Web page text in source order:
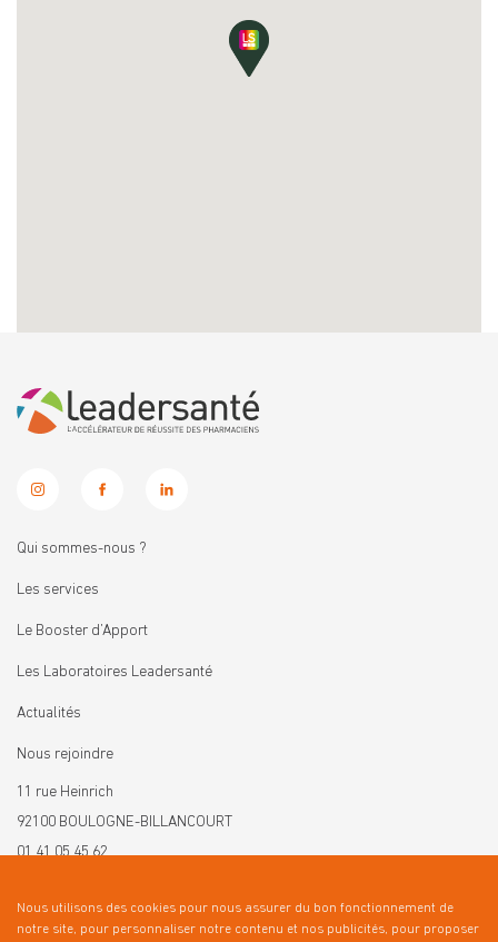
Qui sommes-nous ?
Les services
Le Booster d’Apport
Les Laboratoires Leadersanté
Actualités
Nous rejoindre
11 rue Heinrich
92100 BOULOGNE-BILLANCOURT
01 41 05 45 62
Nous utilisons des cookies pour nous assurer du bon fonctionnement de
notre site, pour personnaliser notre contenu et nos publicités, pour proposer